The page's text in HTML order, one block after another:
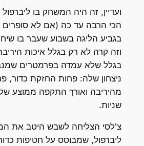
ועדיין, זה היה המשחק בו
הכי הרבה עד כה (אם לא
בגביע הליגה בשבוע שעבר בו
וזה קרה לא רק בגלל איכות
בגלל שלא עמדה בפרמטרים
ניצחון שלה: פחות החזקת כדור,
שניות.
צ'לסי הצליחה לשבש היטב את
ליברפול, שמבוסס על חטיפות